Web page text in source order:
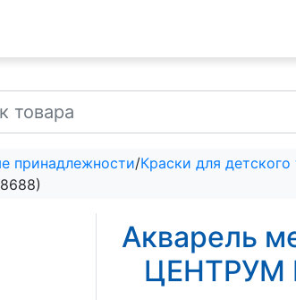
принадлежности/Краски для детского
Акварель
ЦЕНТРУМ